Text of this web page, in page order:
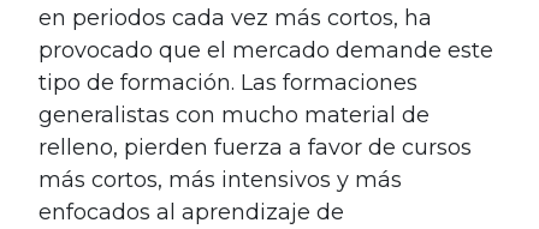
en periodos cada vez más cortos, ha
provocado que el mercado demande este
tipo de formación. Las formaciones
generalistas con mucho material de
relleno, pierden fuerza a favor de cursos
más cortos, más intensivos y más
enfocados al aprendizaje de